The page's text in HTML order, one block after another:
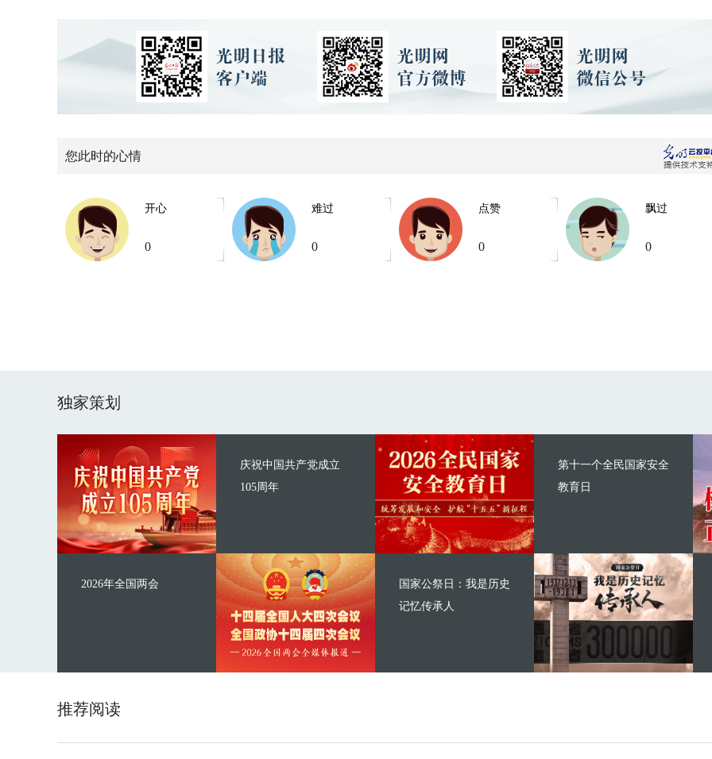
您此时的心情
开心
0
难过
0
点赞
0
飘过
0
独家策划
庆祝中国共产党成立
105周年
2026年全国两会
第十一个全民国家安全
教育日
国家公祭日：我是历史
记忆传承人
推荐阅读